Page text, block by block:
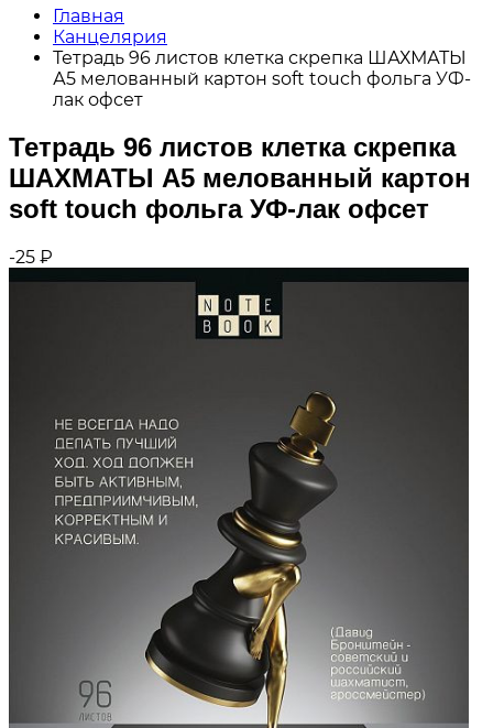
Главная
Канцелярия
Тетрадь 96 листов клетка скрепка ШАХМАТЫ
А5 мелованный картон soft touch фольга УФ-
лак офсет
Тетрадь 96 листов клетка скрепка
ШАХМАТЫ А5 мелованный картон
soft touch фольга УФ-лак офсет
-25 ₽